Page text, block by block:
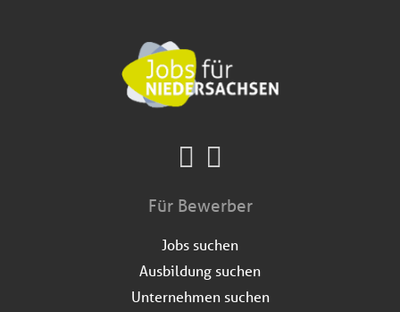
Für Bewerber
Jobs suchen
Ausbildung suchen
Unternehmen suchen